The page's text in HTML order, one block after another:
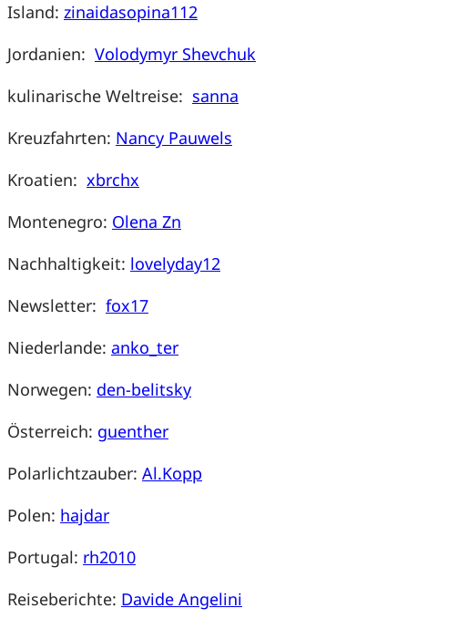
Island: zinaidasopina112
Jordanien: Volodymyr Shevchuk
kulinarische Weltreise: sanna
Kreuzfahrten: Nancy Pauwels
Kroatien: xbrchx
Montenegro: Olena Zn
Nachhaltigkeit: lovelyday12
Newsletter: fox17
Niederlande: anko_ter
Norwegen: den-belitsky
Österreich: guenther
Polarlichtzauber: Al.Kopp
Polen: hajdar
Portugal: rh2010
Reiseberichte: Davide Angelini